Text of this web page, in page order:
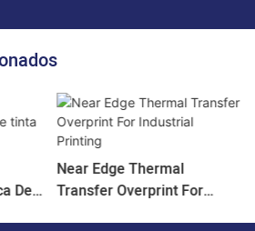
De
Near Edge Thermal
Transfer Overprint For